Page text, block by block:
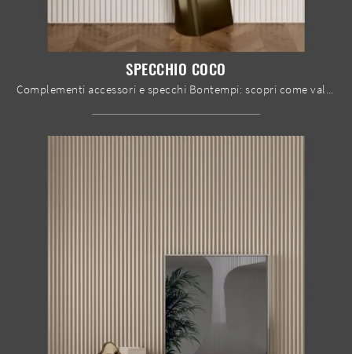
SPECCHIO COCO
Complementi accessori e specchi Bontempi: scopri come valorizzare i tuoi spazi design con il modello Specchio Coco.